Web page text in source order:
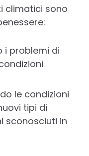
climatici sono
i problemi di
le condizioni
tipi di
sconosciuti in